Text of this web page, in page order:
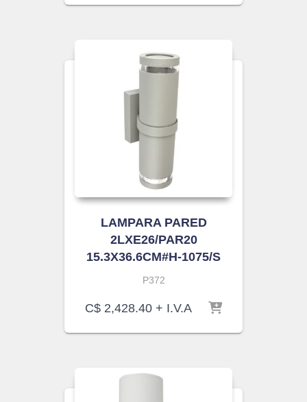
LAMPARA PARED
2LXE26/PAR20
15.3X36.6CM#H-1075/S
P372
C$ 2,428.40 + I.V.A